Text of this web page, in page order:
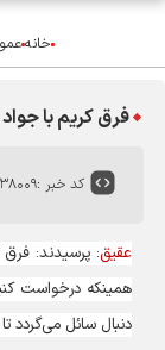
خانه
فرق کریم با
کد خبر :۳۸۰۰۹
عقیق: پرسیدند: فرق
همینکه درخواست
دنبال سائل می‌گردد تا